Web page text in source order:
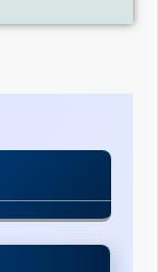
成29年3月31日)
1日-平成28年9
-平成28年3月
成28年3月31日)
1日-平成27年9